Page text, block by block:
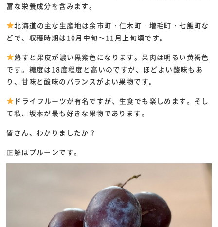
富な栄養成分を含みます。
北海道の主な生産地は余市町・仁木町・増毛町・七飯町な
どで、収穫時期は10月中旬～11月上旬頃です。
熟すと果皮が濃い黒紫色になります。果肉は明るい黄褐色
です。糖度は18度程度と高いのですが、ほどよい酸味もあ
り、甘味と酸味のバランスがよい果物です。
ドライフルーツが有名ですが、生食でも楽しめます。そし
て私、坂本が最も好きな果物であります。
皆さん、わかりましたか？
正解はプルーンです。